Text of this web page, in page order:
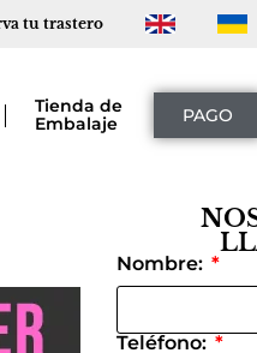
tu trastero
Tienda de
Embalaje
PAGO
Nombre:
Teléfono: